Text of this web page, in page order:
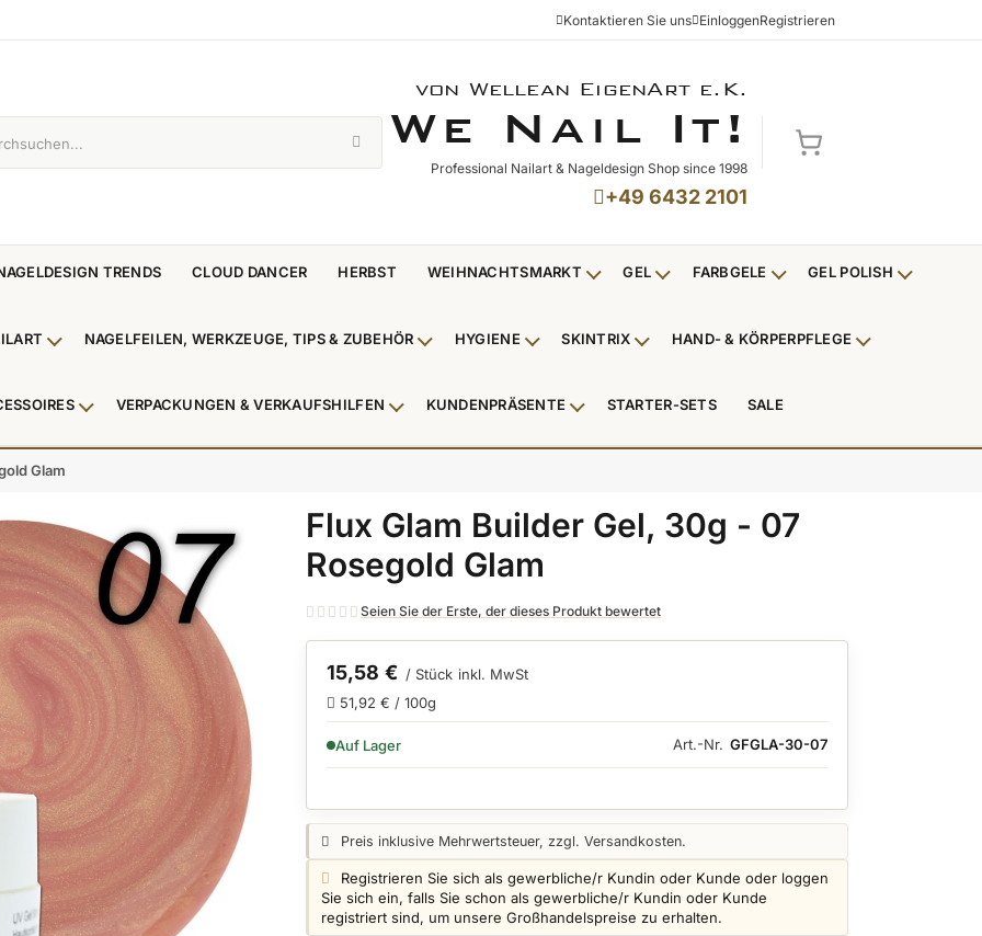
Kontaktieren Sie uns EinloggenRegistrieren
von Wellean EigenArt e.K.
WE NAIL IT!
W E N AIL I T !
Professional Nailart & Nageldesign Shop since 1998
+49 6432 2101
Mein Warenkorb
TRENDS CLOUD DANCER HERBST WEIHNACHTSMARKT Untermenü Weihnachtsmarkt anzeigen
GEL Untermenü Gel anzeigen
FARBGELE Untermenü Farbgele
GEL POLISH
Nagellack & Flüssigkeiten anzeigen
Untermenü NailArt anzeigen
NAGELFEILEN, WERKZEUGE, TIPS & ZUBEHÖR Untermenü Nagelfeilen, Werkzeuge, Tips & Zubehör anzeigen
HYGIENE Untermenü Hygiene anzeigen
SKINTRIX Untermenü Skintrix anzeigen
HAND- & KÖRPERPFLEGE Untermenü
& Zehenringe anzeigen
Untermenü Beauty Accessoires anzeigen
VERPACKUNGEN & VERKAUFSHILFEN Untermenü Verpackungen & Verkaufshilfen anzeigen
KUNDENPRÄSENTE Untermenü Kundenpräsente anzeigen
STARTER-SETS SALE
Glam
Flux Glam Builder Gel, 30g - 07
Rosegold Glam
Seien Sie der Erste, der dieses Produkt bewertet
15,58 € / Stück inkl. MwSt
51,92 € / 100g
VERFÜGBARKEIT:
Auf Lager Art.-Nr. GFGLA-30-07
Preisangabe:
Preis inklusive Mehrwertsteuer, zzgl. Versandkosten.
Login info:
Registrieren Sie sich als gewerbliche/r Kundin oder Kunde oder loggen
Sie sich ein, falls Sie schon als gewerbliche/r Kundin oder Kunde
registriert sind, um unsere Großhandelspreise zu erhalten.